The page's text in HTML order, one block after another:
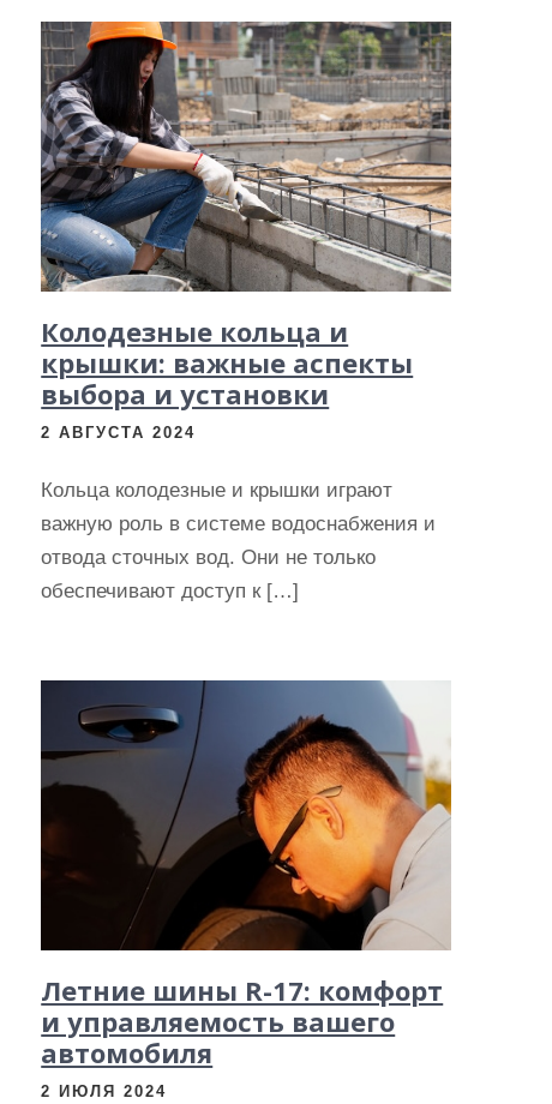
Колодезные кольца и
крышки: важные аспекты
выбора и установки
2 АВГУСТА 2024
Кольца колодезные и крышки играют
важную роль в системе водоснабжения и
отвода сточных вод. Они не только
обеспечивают доступ к […]
Летние шины R-17: комфорт
и управляемость вашего
автомобиля
2 ИЮЛЯ 2024